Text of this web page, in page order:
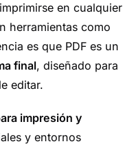
en cualquier
herramientas como
es que PDF es un
final, diseñado para
editar.
impresión y
y entornos